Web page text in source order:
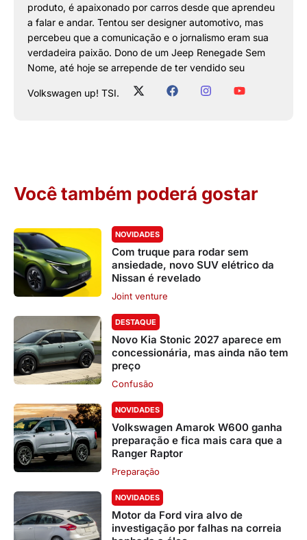
produto, é apaixonado por carros desde que aprendeu
a falar e andar. Tentou ser designer automotivo, mas
percebeu que a comunicação e o jornalismo eram sua
verdadeira paixão. Dono de um Jeep Renegade Sem
Nome, até hoje se arrepende de ter vendido seu
Volkswagen up! TSI.
Você também poderá gostar
NOVIDADES
Com truque para rodar sem
ansiedade, novo SUV elétrico da
Nissan é revelado
Joint venture
DESTAQUE
Novo Kia Stonic 2027 aparece em
concessionária, mas ainda não tem
preço
Confusão
NOVIDADES
Volkswagen Amarok W600 ganha
preparação e fica mais cara que a
Ranger Raptor
Preparação
NOVIDADES
Motor da Ford vira alvo de
investigação por falhas na correia